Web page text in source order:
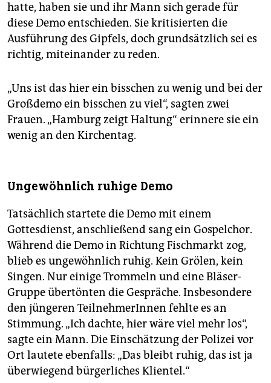
hatte, haben sie und ihr Mann sich gerade für
diese Demo entschieden. Sie kritisierten die
Ausführung des Gipfels, doch grundsätzlich sei es
richtig, miteinander zu reden.
„Uns ist das hier ein bisschen zu wenig und bei der
Großdemo ein bisschen zu viel“, sagten zwei
Frauen. „Hamburg zeigt Haltung“ erinnere sie ein
wenig an den Kirchentag.
Ungewöhnlich ruhige Demo
Tatsächlich startete die Demo mit einem
Gottesdienst, anschließend sang ein Gospelchor.
Während die Demo in Richtung Fischmarkt zog,
blieb es ungewöhnlich ruhig. Kein Grölen, kein
Singen. Nur einige Trommeln und eine Bläser-
Gruppe übertönten die Gespräche. Insbesondere
den jüngeren TeilnehmerInnen fehlte es an
Stimmung. „Ich dachte, hier wäre viel mehr los“,
sagte ein Mann. Die Einschätzung der Polizei vor
Ort lautete ebenfalls: „Das bleibt ruhig, das ist ja
überwiegend bürgerliches Klientel.“